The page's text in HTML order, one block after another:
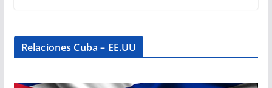
Relaciones Cuba – EE.UU